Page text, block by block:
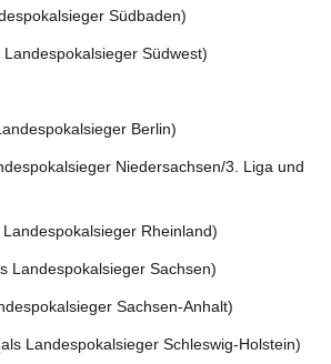
Südbaden)
Südwest)
Berlin)
Niedersachsen/3. Liga und
Rheinland)
Landespokalsieger Sachsen)
Sachsen-Anhalt)
Landespokalsieger Schleswig-Holstein)